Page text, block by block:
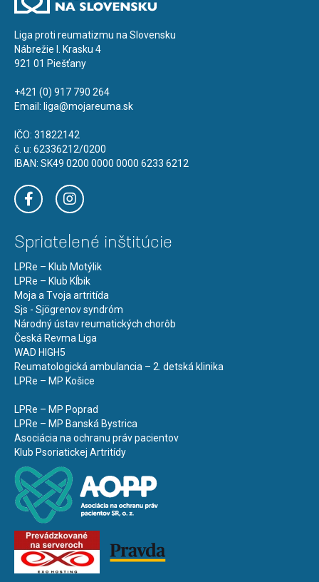
Liga proti reumatizmu na Slovensku
Nábrežie I. Krasku 4
921 01 Piešťany
+421 (0) 917 790 264
Email: liga@mojareuma.sk
IČO: 31822142
č. u: 62336212/0200
IBAN: SK49 0200 0000 0000 6233 6212
Spriatelené inštitúcie
LPRe – Klub Motýlik
LPRe – Klub Kĺbik
Moja a Tvoja artritída
Sjs - Sjögrenov syndróm
Národný ústav reumatických chorôb
Česká Revma Liga
WAD HIGH5
Reumatologická ambulancia – 2. detská klinika
LPRe – MP Košice
LPRe – MP Poprad
LPRe – MP Banská Bystrica
Asociácia na ochranu práv pacientov
Klub Psoriatickej Artritídy